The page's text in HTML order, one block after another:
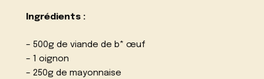
Ingrédients :
– 500g de viande de b* œuf
– 1 oignon
– 250g de mayonnaise